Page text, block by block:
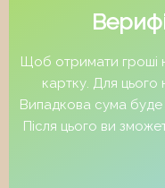
Щоб отримати гроші
картку. Для цього
Випадкова сума буде
Після цього ви